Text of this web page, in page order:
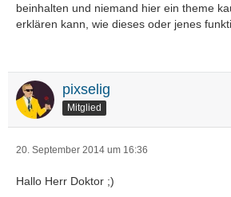
beinhalten und niemand hier ein theme
erklären kann, wie dieses oder jenes
pixselig
Mitglied
20. September 2014 um 16:36
Hallo Herr Doktor ;)